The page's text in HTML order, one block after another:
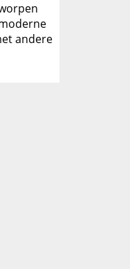
andere